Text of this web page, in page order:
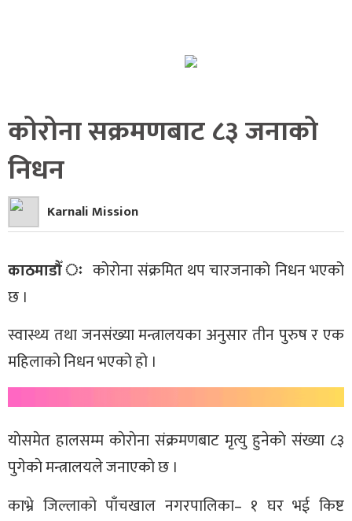
कोरोना सक्रमणबाट ८३ जनाको
निधन
Karnali Mission
काठमाडौँ ः कोरोना संक्रमित थप चारजनाको निधन भएको
छ ।
स्वास्थ्य तथा जनसंख्या मन्त्रालयका अनुसार तीन पुरुष र एक
महिलाको निधन भएको हो ।
याेसमेत हालसम्म काेराेना संक्रमणबाट मृत्यु हुनेकाे संख्या ८३
पुगेकाे मन्त्रालयले जनाएकाे छ ।
काभ्रे जिल्लाको पाँचखाल नगरपालिका– १ घर भई किष्ट